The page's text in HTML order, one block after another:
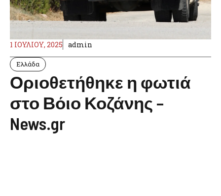
1 ΙΟΥΛΊΟΥ, 2025 admin
Ελλάδα
Οριοθετήθηκε η φωτιά
στο Βόιο Κοζάνης –
News.gr